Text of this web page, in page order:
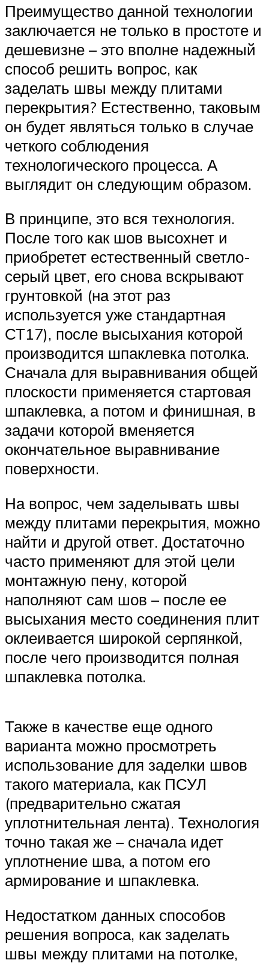
Преимущество данной технологии
заключается не только в простоте и
дешевизне – это вполне надежный
способ решить вопрос, как
заделать швы между плитами
перекрытия? Естественно, таковым
он будет являться только в случае
четкого соблюдения
технологического процесса. А
выглядит он следующим образом.
В принципе, это вся технология.
После того как шов высохнет и
приобретет естественный светло-
серый цвет, его снова вскрывают
грунтовкой (на этот раз
используется уже стандартная
СТ17), после высыхания которой
производится шпаклевка потолка.
Сначала для выравнивания общей
плоскости применяется стартовая
шпаклевка, а потом и финишная, в
задачи которой вменяется
окончательное выравнивание
поверхности.
На вопрос, чем заделывать швы
между плитами перекрытия, можно
найти и другой ответ. Достаточно
часто применяют для этой цели
монтажную пену, которой
наполняют сам шов – после ее
высыхания место соединения плит
оклеивается широкой серпянкой,
после чего производится полная
шпаклевка потолка.
Также в качестве еще одного
варианта можно просмотреть
использование для заделки швов
такого материала, как ПСУЛ
(предварительно сжатая
уплотнительная лента). Технология
точно такая же – сначала идет
уплотнение шва, а потом его
армирование и шпаклевка.
Недостатком данных способов
решения вопроса, как заделать
швы между плитами на потолке,